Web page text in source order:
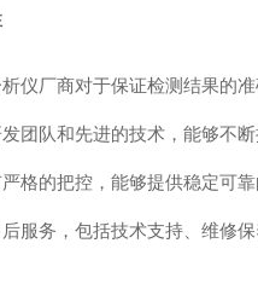
仪厂商对于保证检测结果的
团队和先进的技术，能够不断
格的把控，能够提供稳定可靠
服务，包括技术支持、维修保